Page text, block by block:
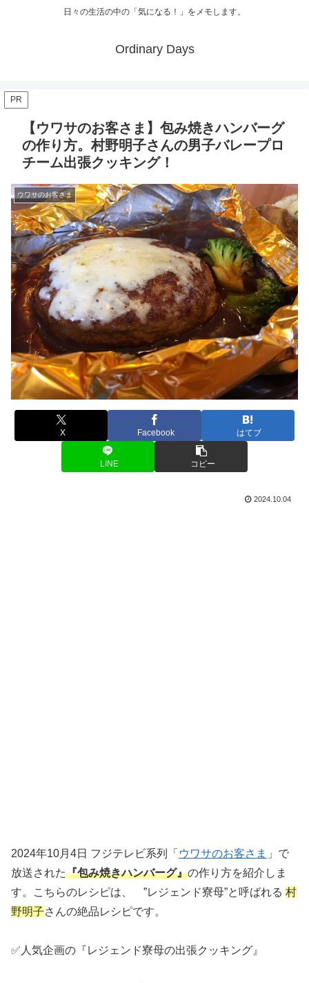
日々の生活の中の「気になる！」をメモします。
Ordinary Days
PR
【ウワサのお客さま】包み焼きハンバーグ
の作り方。村野明子さんの男子バレープロ
チーム出張クッキング！
ウワサのお客さま
X Facebook はてブ
LINE コピー
2024.10.04
2024年10月4日 フジテレビ系列「 ウワサのお客さま 」で
放送された『包み焼きハンバーグ』の作り方を紹介しま
す。こちらのレシピは、 ”レジェンド寮母”と呼ばれる 村
野明子さんの絶品レシピです。
✅人気企画の『レジェンド寮母の出張クッキング』